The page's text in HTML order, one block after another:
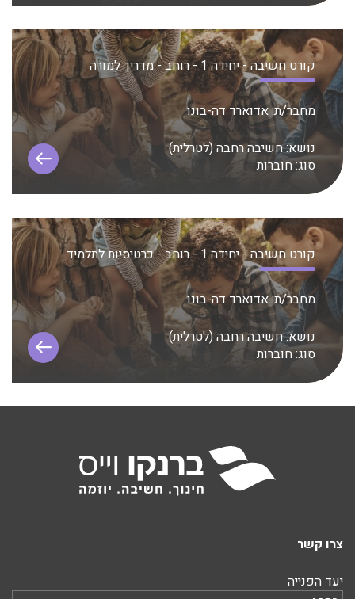
קורט חשיבה - יחידה 1 - רוחב - מדריך למורה
מחבר/ת:אדוארד דה-בונו
נושא:חשיבה רחבה (לטרלית)
סוג:חוברות
קורט חשיבה - יחידה 1 - רוחב - כרטיסיות לתלמיד
מחבר/ת:אדוארד דה-בונו
נושא:חשיבה רחבה (לטרלית)
סוג:חוברות
צרו קשר
יעד הפנייה